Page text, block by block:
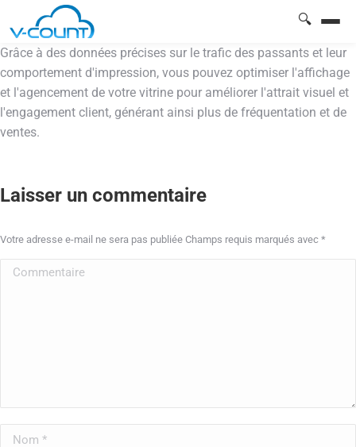
🔍
Grâce à des données précises sur le trafic des passants et leur
comportement d'impression, vous pouvez optimiser l'affichage
et l'agencement de votre vitrine pour améliorer l'attrait visuel et
l'engagement client, générant ainsi plus de fréquentation et de
ventes.
Laisser un commentaire
Votre adresse e-mail ne sera pas publiée Champs requis marqués avec *
Commentaire
Nom *